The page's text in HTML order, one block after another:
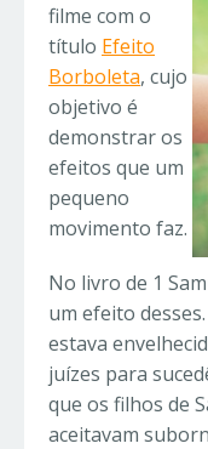
filme com o
título Efeito
Borboleta, cujo
objetivo é
demonstrar os
efeitos que um
pequeno
movimento faz.
No livro de 1
um efeito
estava
juízes para
que os filhos de
aceitavam